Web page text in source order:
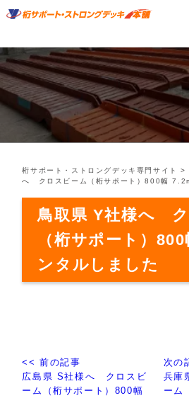
桁サポート・ストロングデッキ専門サイト >
へ クロスビーム（桁サポート）800幅
鳥取県 Y社様へ
（桁サポート）
ンタルしました
<< 前の記事
広島県 S社様へ クロスビ
ーム（桁サポート）800幅
次の
兵庫
ーム